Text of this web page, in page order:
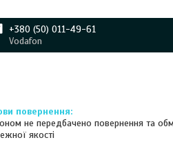
+380 (50) 011-49-61
Vodafon
не передбачено повернення та
якості